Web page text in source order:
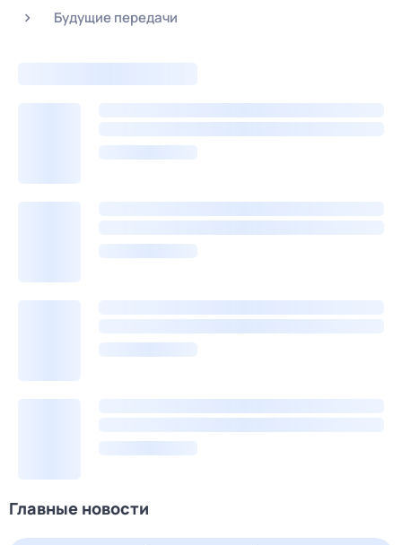
Будущие передачи
Главные новости